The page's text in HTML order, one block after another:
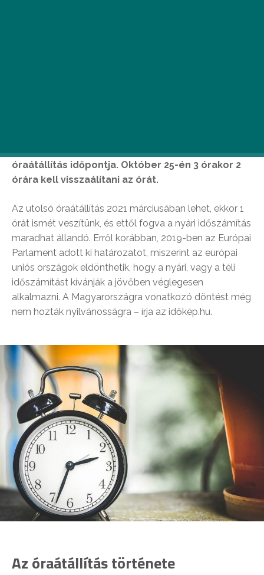
Vasárnap hajnalban elérkezik 2020-as őszi
óraátállítás időpontja. Október 25-én 3 órakor 2
órára kell visszaálítani az órát.
Az utolsó óraátállítás 2021 márciusában lehet, ekkor 1
órát ismét veszítünk, és ettől fogva a nyári időszámítás
maradhat állandó. Erről korábban, 2019-ben az Európai
Parlament adott ki határozatot, miszerint az európai
uniós országok eldönthetik, hogy a nyári, vagy a téli
időszámítást kívánják a jövőben véglegesen
alkalmazni. A Magyarországra vonatkozó döntést még
nem hozták nyilvánosságra – írja az időkép.hu.
Az óraátállítás története